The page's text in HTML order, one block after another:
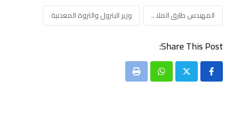
المهندس طارق الملا .. وزير البترول والثروة المعدنية
Share This Post:
Whatsapp
Print